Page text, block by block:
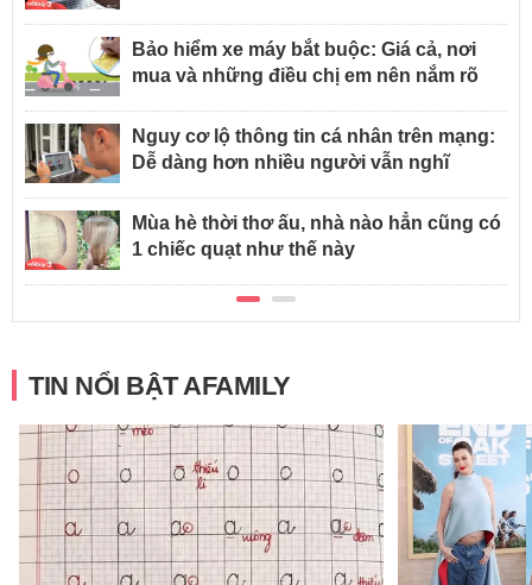
Bảo hiểm xe máy bắt buộc: Giá cả, nơi
mua và những điều chị em nên nắm rõ
Nguy cơ lộ thông tin cá nhân trên mạng:
Dễ dàng hơn nhiều người vẫn nghĩ
Mùa hè thời thơ ấu, nhà nào hẳn cũng có
1 chiếc quạt như thế này
TIN NỔI BẬT AFAMILY